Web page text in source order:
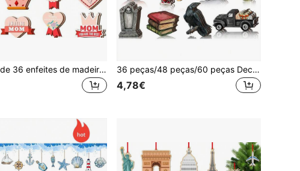
Conjunto de 36 enfeites de madeira para o Dia das Mães, com a frase "Feliz Dia das Mães", perfeitos para o Dia de Ação de Graças. Ideais para pendurar na árvore de Natal em festas de aniversário femininas. Esses enfeites de madeira têm a parte de trás lisa para você personalizar, pintando ou escrevendo mensagens. Lindos enfeites para casa e para áreas externas, perfeitos para presentear a família nesta data especial. 36 peças/48 peças/60 peças Decorações de Árvore de Natal de Halloween em Madeira, Decoração Vintage de Halloween, Caveira, Gato Preto, Abóbora, Placa Pendurada, Chapéu de Bruxa, Dedo, Corvo, Enfeites Pendurados Ocos em Madeira com Corda
4,78€